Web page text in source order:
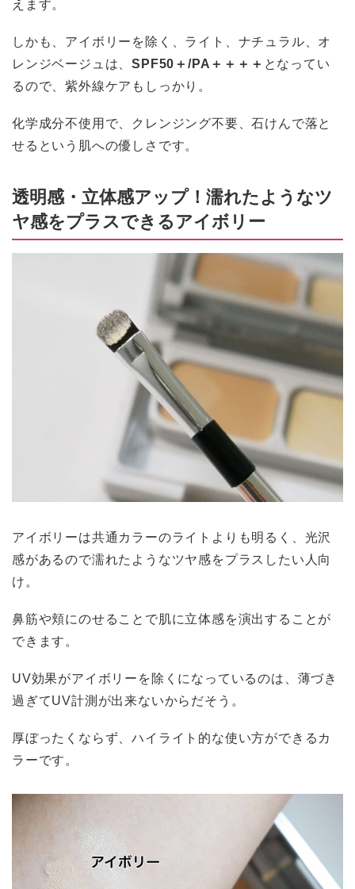
しかも、アイボリーを除く、ライト、ナチュラル、オ
レンジベージュは、SPF50＋/PA＋＋＋＋ となってい
るので、紫外線ケアもしっかり。
化学成分不使用で、クレンジング不要、石けんで落と
せるという肌への優しさです。
透明感・立体感アップ！濡れたようなツ
ヤ感をプラスできるアイボリー
アイボリーは共通カラーのライトよりも明るく、光沢
感があるので濡れたようなツヤ感をプラスしたい人向
け。
鼻筋や頬にのせることで肌に立体感を演出することが
できます。
UV効果がアイボリーを除くになっているのは、薄づき
過ぎてUV計測が出来ないからだそう。
厚ぼったくならず、ハイライト的な使い方ができるカ
ラーです。